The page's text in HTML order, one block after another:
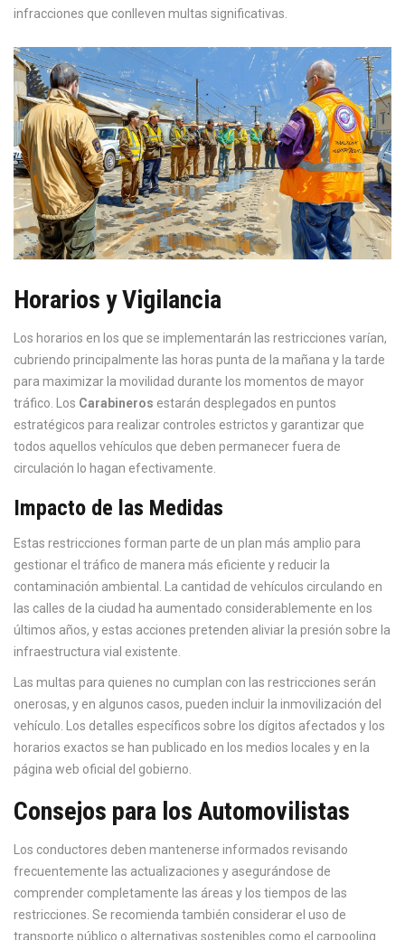
infracciones que conlleven multas significativas.
Horarios y Vigilancia
Los horarios en los que se implementarán las restricciones varían,
cubriendo principalmente las horas punta de la mañana y la tarde
para maximizar la movilidad durante los momentos de mayor
tráfico. Los Carabineros estarán desplegados en puntos
estratégicos para realizar controles estrictos y garantizar que
todos aquellos vehículos que deben permanecer fuera de
circulación lo hagan efectivamente.
Impacto de las Medidas
Estas restricciones forman parte de un plan más amplio para
gestionar el tráfico de manera más eficiente y reducir la
contaminación ambiental. La cantidad de vehículos circulando en
las calles de la ciudad ha aumentado considerablemente en los
últimos años, y estas acciones pretenden aliviar la presión sobre la
infraestructura vial existente.
Las multas para quienes no cumplan con las restricciones serán
onerosas, y en algunos casos, pueden incluir la inmovilización del
vehículo. Los detalles específicos sobre los dígitos afectados y los
horarios exactos se han publicado en los medios locales y en la
página web oficial del gobierno.
Consejos para los Automovilistas
Los conductores deben mantenerse informados revisando
frecuentemente las actualizaciones y asegurándose de
comprender completamente las áreas y los tiempos de las
restricciones. Se recomienda también considerar el uso de
transporte público o alternativas sostenibles como el carpooling